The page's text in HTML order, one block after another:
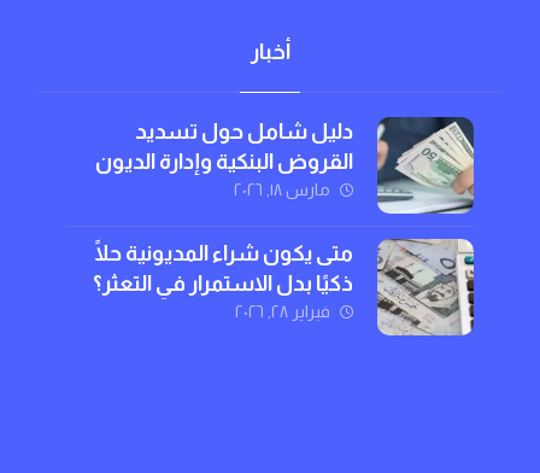
أخبار
دليل شامل حول تسديد
القروض البنكية وإدارة الديون
بذكاءمارس ١٨, ٢٠٢٦
متى يكون شراء المديونية حلًا
ذكيًا بدل الاستمرار في التعثر؟
فبراير ٢٨, ٢٠٢٦